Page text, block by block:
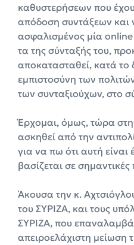
καθυστερήσεων που
απόδοση συντάξεων και
ασφαλισμένος μία
τα της σύνταξής του,
αποκατασταθεί, κατά το
εμπιστοσύνη των
των συνταξιούχων, στο
Έρχομαι, όμως, τώρα
ασκηθεί από την
για να πω ότι αυτή
βασίζεται σε
Άκουσα την κ.
του ΣΥΡΙΖΑ, και τους
ΣΥΡΙΖΑ, που
απειροελάχιστη μείωση